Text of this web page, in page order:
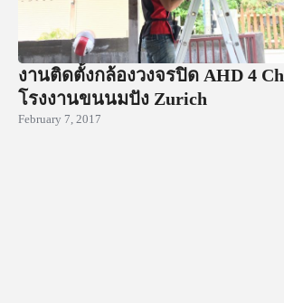
งานติดตั้งกล้องวงจรปิด AHD 4 Ch
โรงงานขนนมปัง Zurich
February 7, 2017